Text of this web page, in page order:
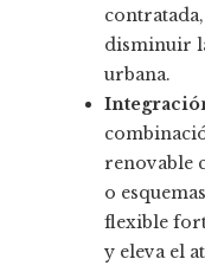
disminuir
urbana.
renovable
o
flexible
y eleva el